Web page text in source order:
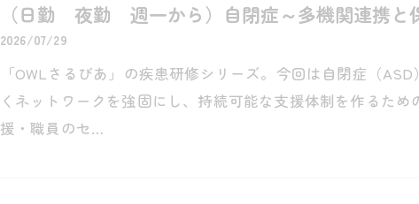
（日勤 夜勤 週一から）自閉症～多機関連携と
2026/07/29
「OWLさるびあ」の疾患研修シリーズ。今回は自閉症（
くネットワークを強固にし、持続可能な支援体制を作るた
援・職員のセ…